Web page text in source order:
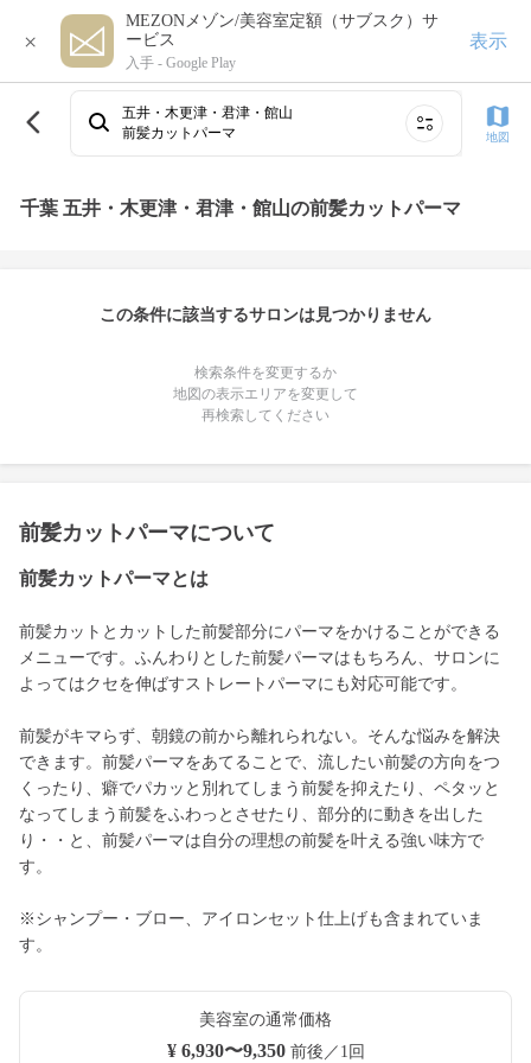
×
MEZONメゾン/美容室定額（サブスク）サ
ービス
入手 - Google Play
表示
五井・木更津・君津・館山
前髪カットパーマ
地図
千葉 五井・木更津・君津・館山の前髪カットパーマ
この条件に該当するサロンは見つかりません
検索条件を変更するか
地図の表示エリアを変更して
再検索してください
前髪カットパーマについて
前髪カットパーマとは
前髪カットとカットした前髪部分にパーマをかけることができる
メニューです。ふんわりとした前髪パーマはもちろん、サロンに
よってはクセを伸ばすストレートパーマにも対応可能です。
前髪がキマらず、朝鏡の前から離れられない。そんな悩みを解決
できます。前髪パーマをあてることで、流したい前髪の方向をつ
くったり、癖でパカッと別れてしまう前髪を抑えたり、ペタッと
なってしまう前髪をふわっとさせたり、部分的に動きを出した
り・・と、前髪パーマは自分の理想の前髪を叶える強い味方で
す。
※シャンプー・ブロー、アイロンセット仕上げも含まれていま
す。
美容室の通常価格
¥ 6,930〜9,350前後／1回